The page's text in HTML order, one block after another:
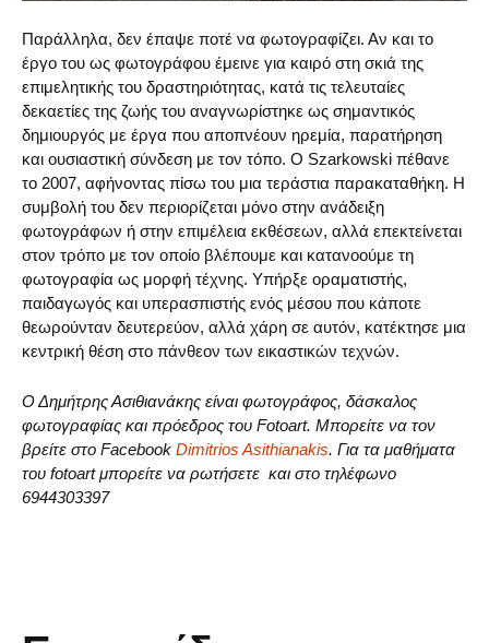
Παράλληλα, δεν έπαψε ποτέ να φωτογραφίζει. Αν και το
έργο του ως φωτογράφου έμεινε για καιρό στη σκιά της
επιμελητικής του δραστηριότητας, κατά τις τελευταίες
δεκαετίες της ζωής του αναγνωρίστηκε ως σημαντικός
δημιουργός με έργα που αποπνέουν ηρεμία, παρατήρηση
και ουσιαστική σύνδεση με τον τόπο. Ο Szarkowski πέθανε
το 2007, αφήνοντας πίσω του μια τεράστια παρακαταθήκη. Η
συμβολή του δεν περιορίζεται μόνο στην ανάδειξη
φωτογράφων ή στην επιμέλεια εκθέσεων, αλλά επεκτείνεται
στον τρόπο με τον οποίο βλέπουμε και κατανοούμε τη
φωτογραφία ως μορφή τέχνης. Υπήρξε οραματιστής,
παιδαγωγός και υπερασπιστής ενός μέσου που κάποτε
θεωρούνταν δευτερεύον, αλλά χάρη σε αυτόν, κατέκτησε μια
κεντρική θέση στο πάνθεον των εικαστικών τεχνών.
Ο Δημήτρης Ασιθιανάκης είναι φωτογράφος, δάσκαλος
φωτογραφίας και πρόεδρος του Fotoart. Μπορείτε να τον
βρείτε στο Facebook Dimitrios Asithianakis. Για τα μαθήματα
του fotoart μπορείτε να ρωτήσετε και στο τηλέφωνο
6944303397